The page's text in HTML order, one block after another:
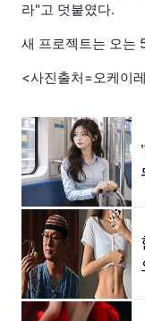
라"고 덧붙였다.
새 프로젝트는 오는
<사진출처=오케이